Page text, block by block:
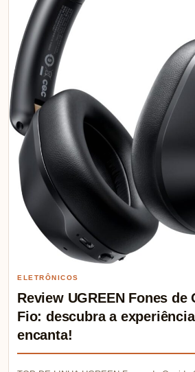
ELETRÔNICOS
Review UGREEN Fones de
Fio: descubra a
encanta!